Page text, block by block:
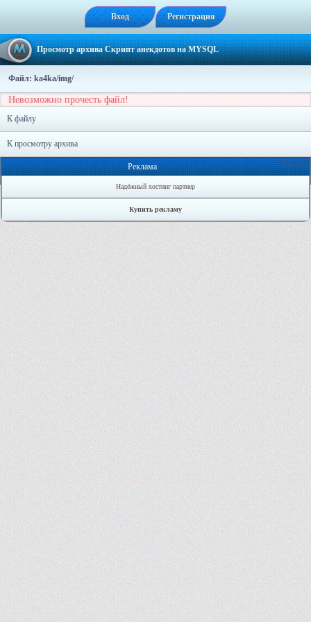
Вход Регистрация
Просмотр архива Скрипт анекдотов на MYSQL
Файл: ka4ka/img/
Невозможно прочесть файл!
К файлу
К просмотру архива
Онлайн: 0
Реклама
Надёжный хостинг партнер
Купить рекламу